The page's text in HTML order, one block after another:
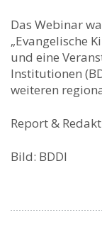
Das Webinar
„Evangelische
und eine
Institutionen
weiteren
Report &
Bild: BDDI